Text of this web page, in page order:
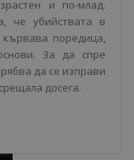
и по-млад.
че убийствата в
поредица,
За да спре
да се изправи
досега.